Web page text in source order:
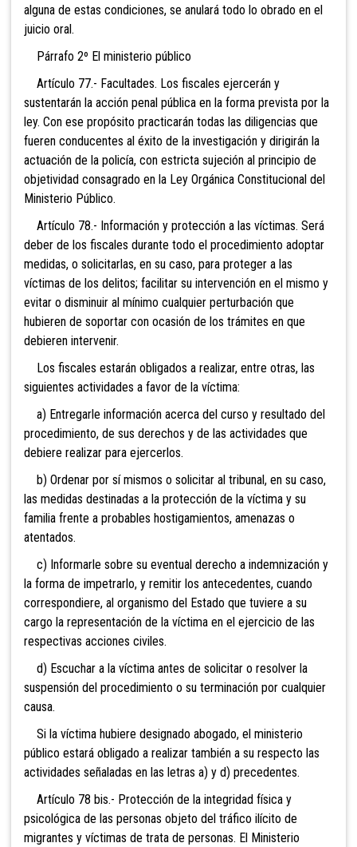
alguna de estas condiciones, se anulará todo lo obrado en el
juicio oral.
Párrafo 2º El ministerio público
Artículo 77.- Facultades. Los fiscales ejercerán y
sustentarán la acción penal pública en la forma prevista por la
ley. Con ese propósito practicarán todas las diligencias que
fueren conducentes al éxito de la investigación y dirigirán la
actuación de la policía, con estricta sujeción al principio de
objetividad consagrado en la Ley Orgánica Constitucional del
Ministerio Público.
Artículo 78.- Información y protección a las víctimas. Será
deber de los fiscales durante todo el procedimiento adoptar
medidas, o solicitarlas, en su caso, para proteger a las
víctimas de los delitos; facilitar su intervención en el mismo y
evitar o disminuir al mínimo cualquier perturbación que
hubieren de soportar con ocasión de los trámites en que
debieren intervenir.
Los fiscales estarán obligados a realizar, entre otras, las
siguientes actividades a favor de la víctima:
a) Entregarle información acerca del curso y resultado del
procedimiento, de sus derechos y de las actividades que
debiere realizar para ejercerlos.
b) Ordenar por sí mismos o solicitar al tribunal, en su caso,
las medidas destinadas a la protección de la víctima y su
familia frente a probables hostigamientos, amenazas o
atentados.
c) Informarle sobre su eventual derecho a indemnización y
la forma de impetrarlo, y remitir los antecedentes, cuando
correspondiere, al organismo del Estado que tuviere a su
cargo la representación de la víctima en el ejercicio de las
respectivas acciones civiles.
d) Escuchar a la víctima antes de solicitar o resolver la
suspensión del procedimiento o su terminación por cualquier
causa.
Si la víctima hubiere designado abogado, el ministerio
público estará obligado a realizar también a su respecto las
actividades señaladas en las letras a) y d) precedentes.
Artículo 78 bis.- Protección de la integridad física y
psicológica de las personas objeto del tráfico ilícito de
migrantes y víctimas de trata de personas. El Ministerio